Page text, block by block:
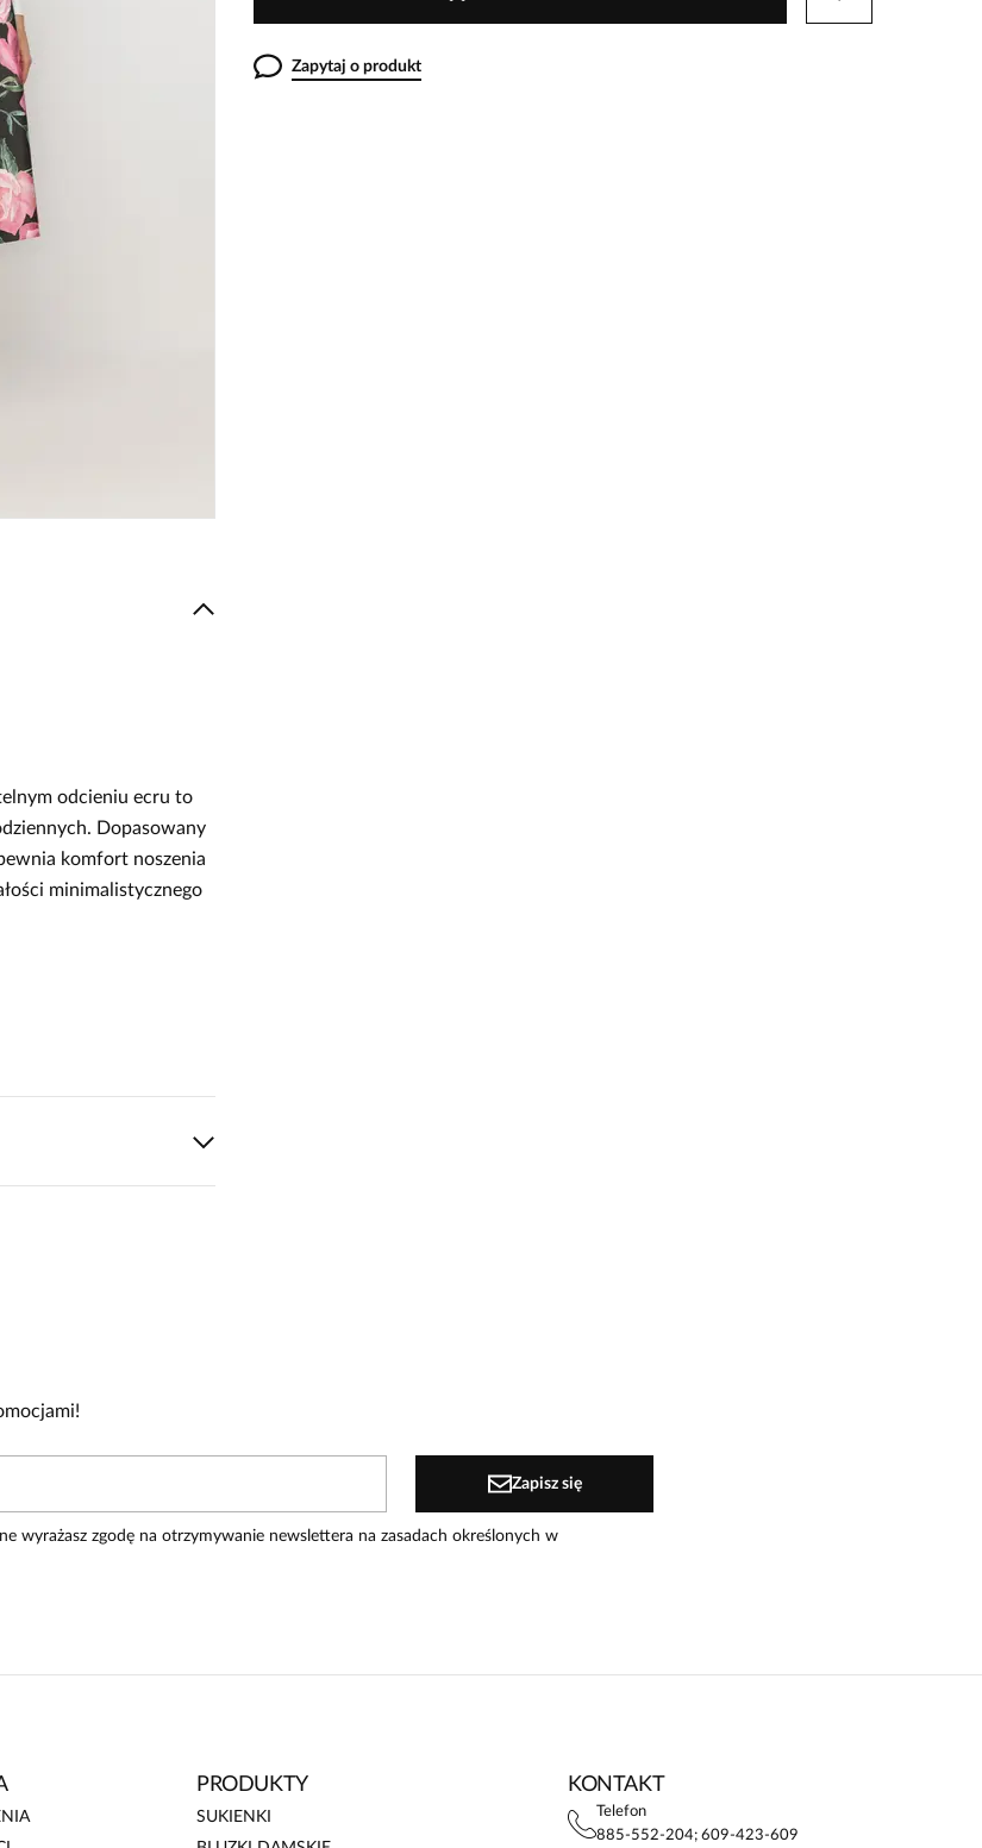
Zapytaj o produkt
odcieniu ecru to
Dopasowany
komfort noszenia
minimalistycznego
Zapisz się
wyrażasz zgodę na otrzymywanie newslettera na zasadach określonych w
PRODUKTY
SUKIENKI
KONTAKT
Telefon
885-552-204; 609-423-609